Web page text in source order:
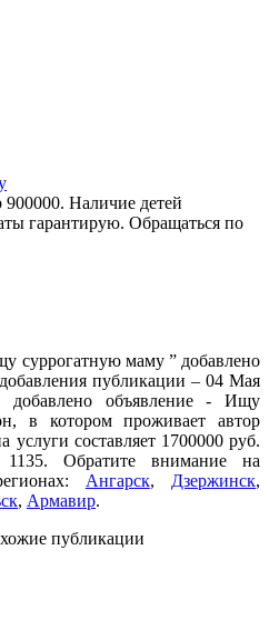
Наличие детей
гарантирую. Обращаться по
суррогатную маму ” добавлено
публикации – 04 Мая
добавлено объявление - Ищу
в котором проживает автор
составляет 1700000 руб.
Обратите внимание на
Ангарск, Дзержинск,
, Армавир.
публикации